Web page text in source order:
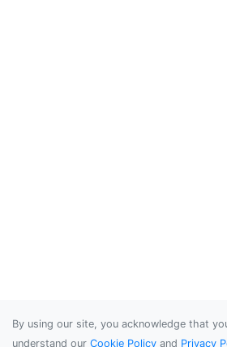
By using our site, you acknowledge that
understand our Cookie Policy and Privacy